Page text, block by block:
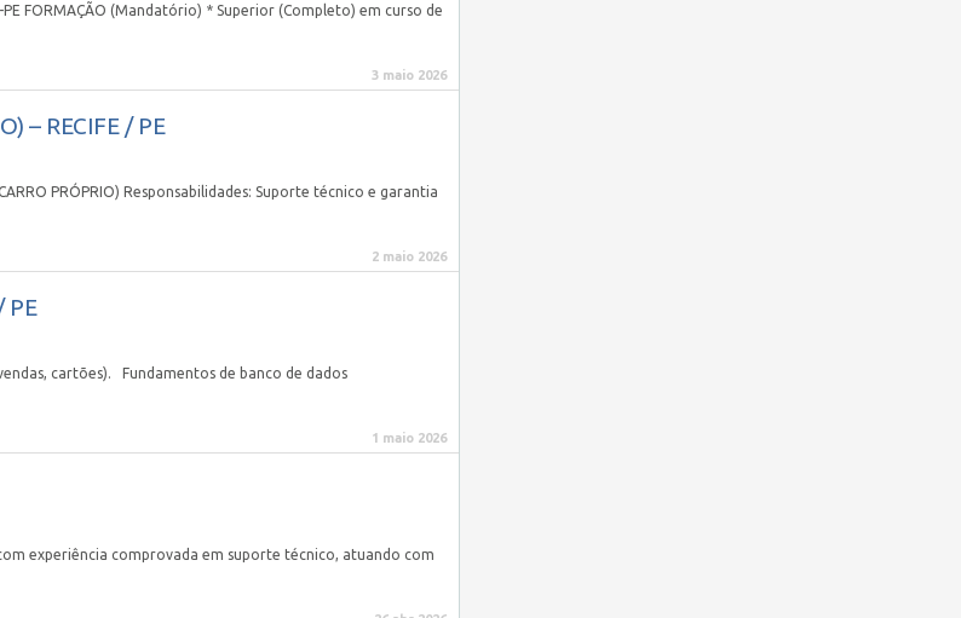
FORMAÇÃO (Mandatório) * Superior (Completo) em curso de
3 maio 2026
– RECIFE / PE
CARRO PRÓPRIO) Responsabilidades: Suporte técnico e garantia
2 maio 2026
PE
cartões). Fundamentos de banco de dados
1 maio 2026
experiência comprovada em suporte técnico, atuando com